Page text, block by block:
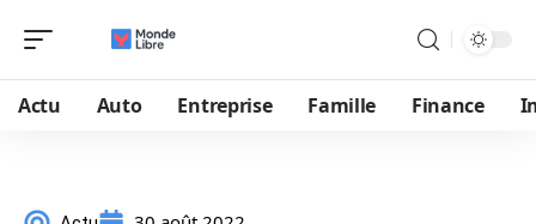
Actu Auto Entreprise Famille Finance